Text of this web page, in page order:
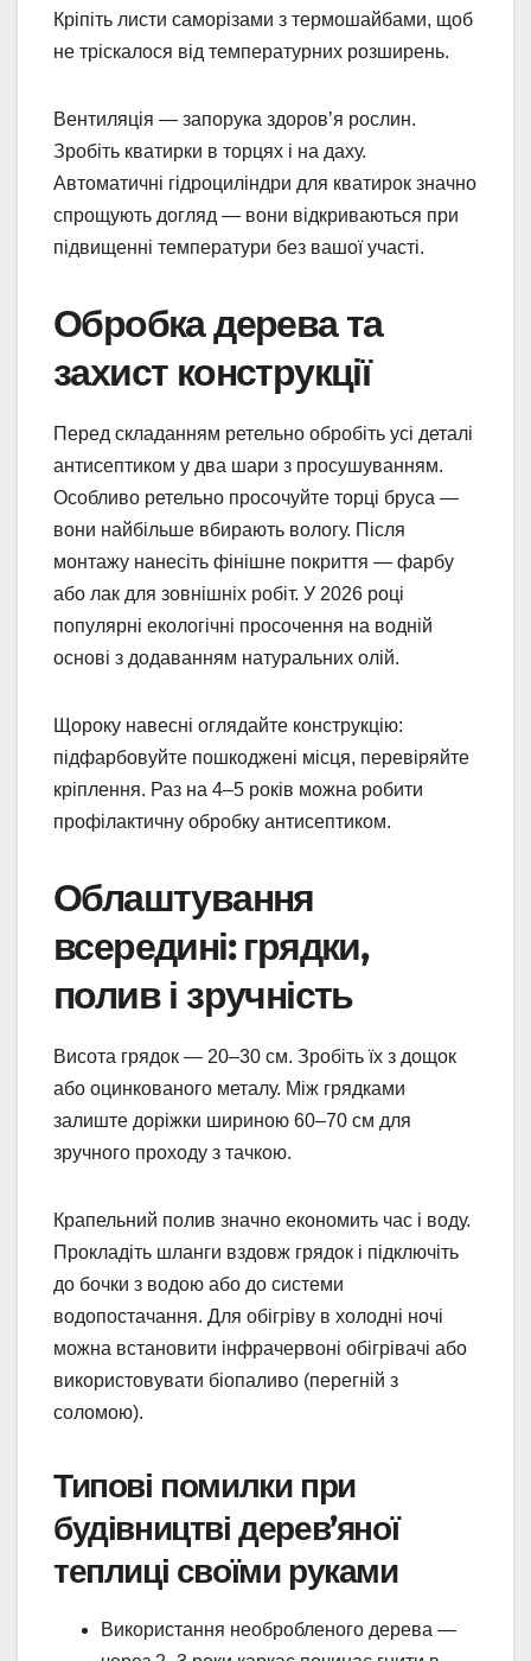
Кріпіть листи саморізами з термошайбами, щоб
не тріскалося від температурних розширень.
Вентиляція — запорука здоров’я рослин.
Зробіть кватирки в торцях і на даху.
Автоматичні гідроциліндри для кватирок значно
спрощують догляд — вони відкриваються при
підвищенні температури без вашої участі.
Обробка дерева та
захист конструкції
Перед складанням ретельно обробіть усі деталі
антисептиком у два шари з просушуванням.
Особливо ретельно просочуйте торці бруса —
вони найбільше вбирають вологу. Після
монтажу нанесіть фінішне покриття — фарбу
або лак для зовнішніх робіт. У 2026 році
популярні екологічні просочення на водній
основі з додаванням натуральних олій.
Щороку навесні оглядайте конструкцію:
підфарбовуйте пошкоджені місця, перевіряйте
кріплення. Раз на 4–5 років можна робити
профілактичну обробку антисептиком.
Облаштування
всередині: грядки,
полив і зручність
Висота грядок — 20–30 см. Зробіть їх з дощок
або оцинкованого металу. Між грядками
залиште доріжки шириною 60–70 см для
зручного проходу з тачкою.
Крапельний полив значно економить час і воду.
Прокладіть шланги вздовж грядок і підключіть
до бочки з водою або до системи
водопостачання. Для обігріву в холодні ночі
можна встановити інфрачервоні обігрівачі або
використовувати біопаливо (перегній з
соломою).
Типові помилки при
будівництві дерев’яної
теплиці своїми руками
Використання необробленого дерева —